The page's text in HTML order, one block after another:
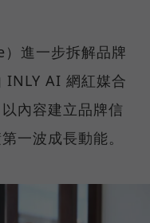
進一步拆解品牌
INLY AI 網紅媒合
內容建立品牌信
一波成長動能。